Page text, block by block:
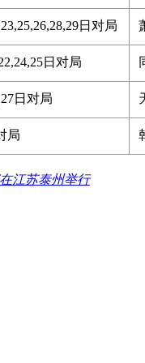
日对局
日对局
日对局
局
江苏泰州举行